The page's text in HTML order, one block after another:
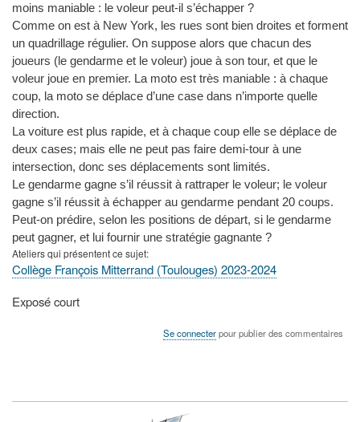
moins maniable : le voleur peut-il s’échapper ?
Comme on est à New York, les rues sont bien droites et forment
un quadrillage régulier. On suppose alors que chacun des
joueurs (le gendarme et le voleur) joue à son tour, et que le
voleur joue en premier. La moto est très maniable : à chaque
coup, la moto se déplace d’une case dans n’importe quelle
direction.
La voiture est plus rapide, et à chaque coup elle se déplace de
deux cases; mais elle ne peut pas faire demi-tour à une
intersection, donc ses déplacements sont limités.
Le gendarme gagne s’il réussit à rattraper le voleur; le voleur
gagne s’il réussit à échapper au gendarme pendant 20 coups.
Peut-on prédire, selon les positions de départ, si le gendarme
peut gagner, et lui fournir une stratégie gagnante ?
Ateliers qui présentent ce sujet
Collège François Mitterrand (Toulouges) 2023-2024
Type
Exposé court
Se connecterpour publier des commentaires